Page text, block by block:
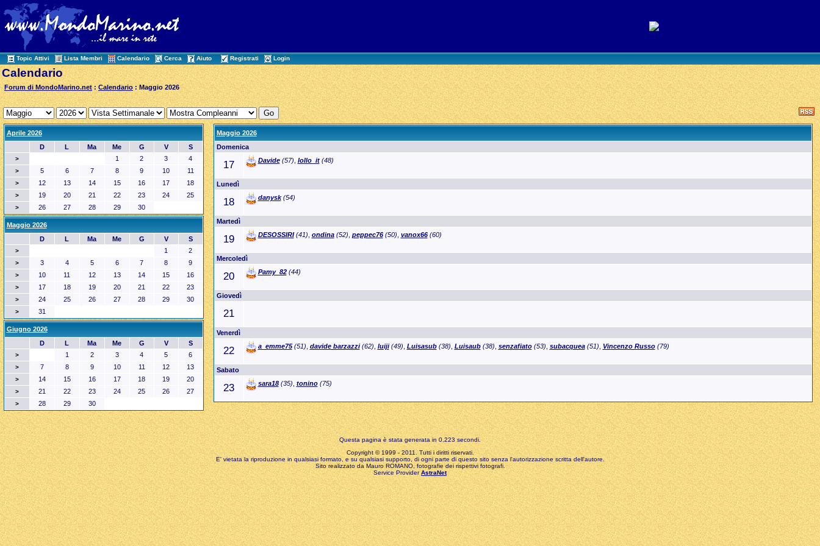
Topic Attivi Lista Membri Calendario Cerca Aiuto Registrati Login
Calendario
Forum di MondoMarino.net :Calendario : Maggio 2026
Aprile 2026
D
L Ma Me G V S
> 1 2 3 4
> 5 6 7 8 9 10 11
> 12 13 14 15 16 17 18
> 19 20 21 22 23 24 25
> 26 27 28 29 30
Maggio 2026
Domenica
17 Davide(57), lollo_it(48)
Lunedì
18 danysk(54)
Martedì
19 DESOSSIRI(41), ondina(52), peppec76(50), vanox66(60)
Mercoledì
20 Pamy_82(44)
Giovedì
21
Venerdì
22 a_emme75(51), davide barzazzi(62), luiji(49), Luisasub(38), Luisaub(38), senzafiato(53), subacquea(51), Vincenzo Russo(79)
Sabato
23 sara18(35), tonino(75)
Maggio 2026
D
L Ma Me G V S
> 1 2
> 3 4 5 6 7 8 9
> 10 11 12 13 14 15 16
> 17 18 19 20 21 22 23
> 24 25 26 27 28 29 30
> 31
Giugno 2026
D
L Ma Me G V S
> 1 2 3 4 5 6
> 7 8 9 10 11 12 13
> 14 15 16 17 18 19 20
> 21 22 23 24 25 26 27
> 28 29 30
Questa pagina è stata generata in 0,223 secondi.
Copyright © 1999 - 2011. Tutti i diritti riservati.
E' vietata la riproduzione in qualsiasi formato, e su qualsiasi supporto, di ogni parte di questo sito senza l'autorizzazione scritta dell'autore.
Sito realizzato da Mauro ROMANO, fotografie dei rispettivi fotografi.
Service ProviderAstraNet